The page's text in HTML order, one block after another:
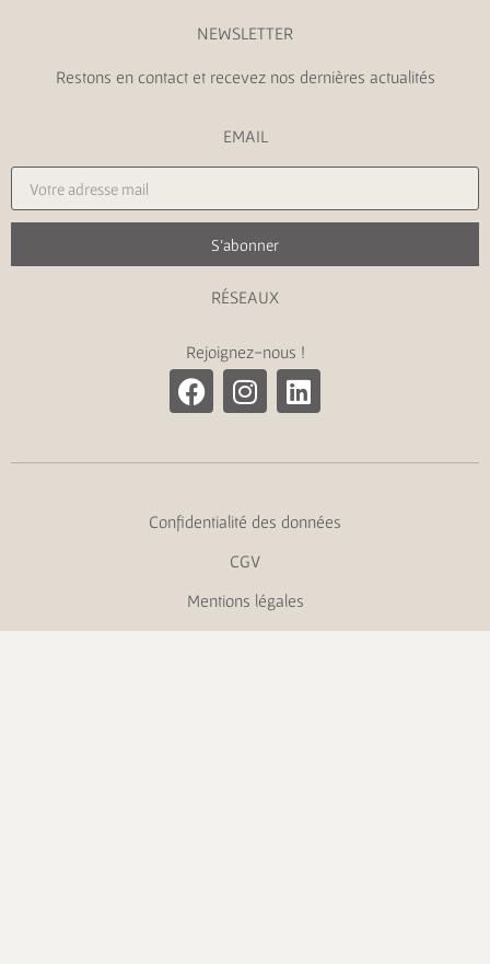
NEWSLETTER
Restons en contact et recevez nos dernières actualités
EMAIL
S'abonner
RÉSEAUX
Rejoignez-nous !
Confidentialité des données
CGV
Mentions légales